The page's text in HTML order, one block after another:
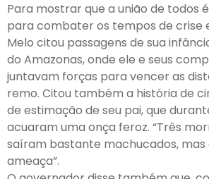
Para mostrar que a união de todos
para combater os tempos de crise
Melo citou passagens de sua
do Amazonas, onde ele e seus
juntavam forças para vencer as
remo. Citou também a história de
de estimação de seu pai, que
acuaram uma onça feroz. “Três
saíram bastante machucados,
ameaça”.